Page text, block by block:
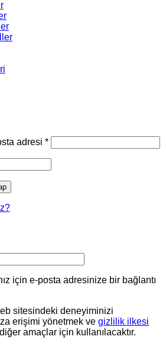
adresi *Gerekli
için e-posta adresinize bir bağlantı
sitesindeki deneyiminizi
erişimi yönetmek ve gizlilik ilkesi
amaçlar için kullanılacaktır.